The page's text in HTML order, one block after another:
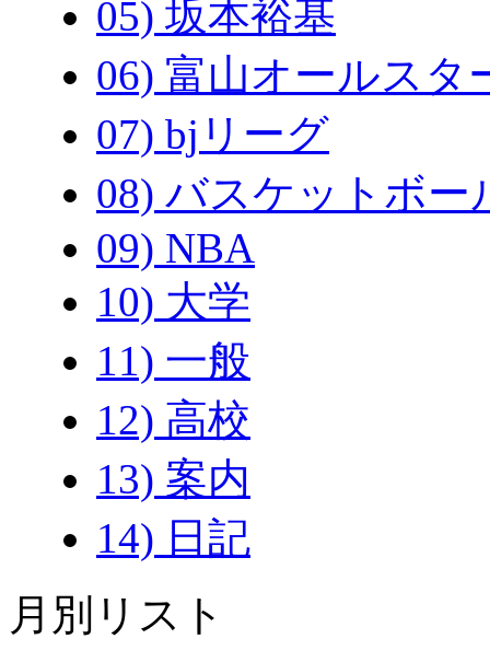
05) 坂本裕基
06) 富山オールスタ
07) bjリーグ
08) バスケットボー
09) NBA
10) 大学
11) 一般
12) 高校
13) 案内
14) 日記
月別リスト